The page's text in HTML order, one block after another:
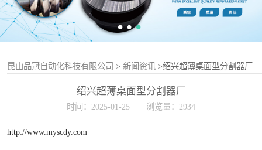
昆山品冠自动化科技有限公司 > 新闻资讯 >绍兴超薄桌面型分割器厂
绍兴超薄桌面型分割器厂
时间：2025-01-25 浏览量：2934
http://www.myscdy.com
列
重负载滚柱YT系
平板共轭型PU系
列
心轴型DS系列
平台桌面型DT系